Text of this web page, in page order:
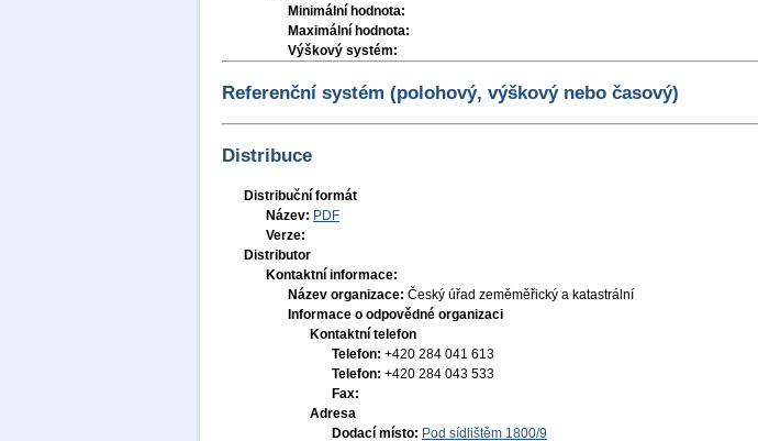
Minimální hodnota:
Maximální hodnota:
Výškový systém:
Referenční systém (polohový, výškový nebo časový)
Distribuce
Distribuční formát
Název: PDF
Verze:
Distributor
Kontaktní informace:
Název organizace: Český úřad zeměměřický a katastrální
Informace o odpovědné organizaci
Kontaktní telefon
Telefon: +420 284 041 613
Telefon: +420 284 043 533
Fax:
Adresa
Dodací místo: Pod sídlištěm 1800/9